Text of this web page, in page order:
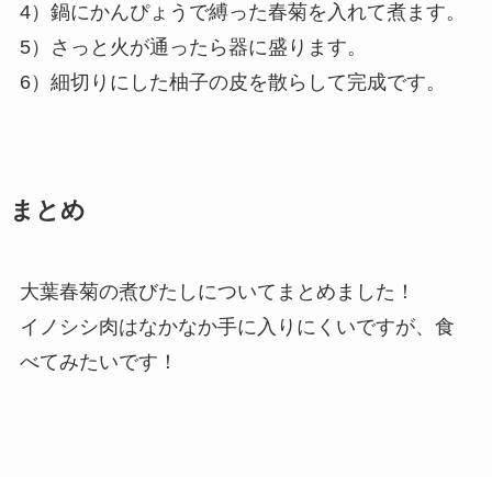
4）鍋にかんぴょうで縛った春菊を入れて煮ます。
5）さっと火が通ったら器に盛ります。
6）細切りにした柚子の皮を散らして完成です。
まとめ
大葉春菊の煮びたしについてまとめました！
イノシシ肉はなかなか手に入りにくいですが、食
べてみたいです！